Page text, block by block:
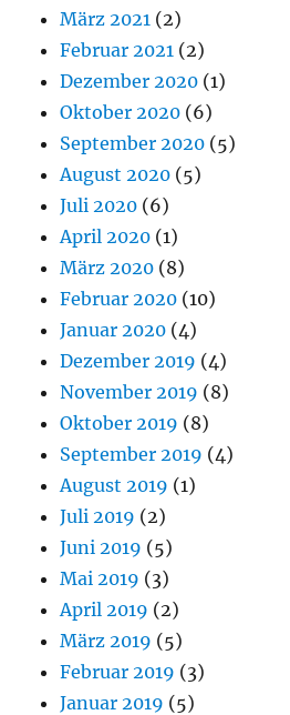
März 2021 (2)
Februar 2021 (2)
Dezember 2020 (1)
Oktober 2020 (6)
September 2020 (5)
August 2020 (5)
Juli 2020 (6)
April 2020 (1)
März 2020 (8)
Februar 2020 (10)
Januar 2020 (4)
Dezember 2019 (4)
November 2019 (8)
Oktober 2019 (8)
September 2019 (4)
August 2019 (1)
Juli 2019 (2)
Juni 2019 (5)
Mai 2019 (3)
April 2019 (2)
März 2019 (5)
Februar 2019 (3)
Januar 2019 (5)